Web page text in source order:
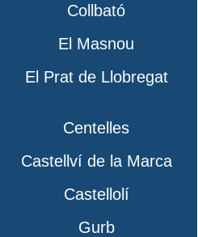
Collbató
El Masnou
El Prat de Llobregat
Centelles
Castellví de la Marca
Castellolí
Gurb